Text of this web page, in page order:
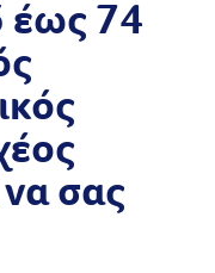
έως 74
σας